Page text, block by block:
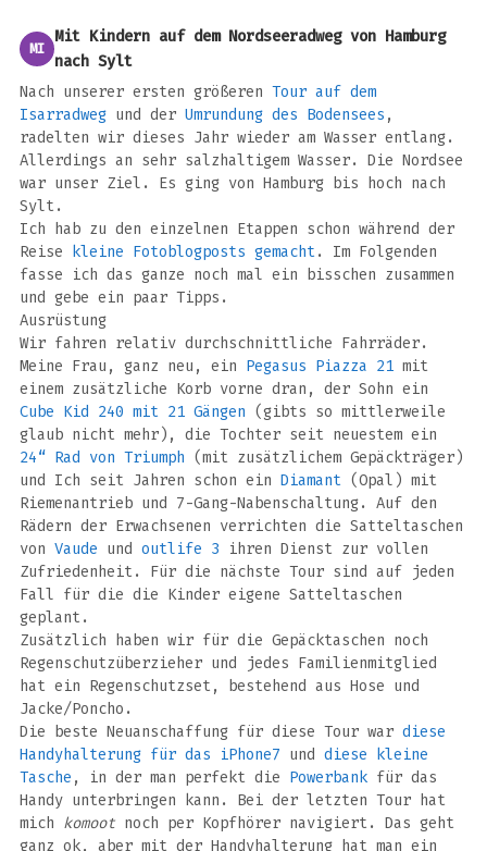
MI
Mit Kindern auf dem Nordseeradweg von Hamburg
nach Sylt
Nach unserer ersten größeren Tour auf dem
Isarradwegund der Umrundung des Bodensees ,
radelten wir dieses Jahr wieder am Wasser entlang.
Allerdings an sehr salzhaltigem Wasser. Die Nordsee
war unser Ziel. Es ging von Hamburg bis hoch nach
Sylt.
Ich hab zu den einzelnen Etappen schon während der
Reise
kleine Fotoblogposts gemacht. Im Folgenden
fasse ich das ganze noch mal ein bisschen zusammen
und gebe ein paar Tipps.
Ausrüstung
Wir fahren relativ durchschnittliche Fahrräder.
Meine Frau, ganz neu, ein Pegasus Piazza 21mit
einem zusätzliche Korb vorne dran, der Sohn ein
Cube Kid 240 mit 21 Gängen (gibts so mittlerweile
glaub nicht mehr), die Tochter seit neuestem ein
24“ Rad von Triumph (mit zusätzlichem Gepäckträger)
und Ich seit Jahren schon ein Diamant(Opal) mit
Riemenantrieb und 7-Gang-Nabenschaltung. Auf den
Rädern der Erwachsenen verrichten die Satteltaschen
von Vaude und outlife 3 ihren Dienst zur vollen
Zufriedenheit. Für die nächste Tour sind auf jeden
Fall für die die Kinder eigene Satteltaschen
geplant.
Zusätzlich haben wir für die Gepäcktaschen noch
Regenschutzüberzieher und jedes Familienmitglied
hat ein Regenschutzset, bestehend aus Hose und
Jacke/Poncho.
Die beste Neuanschaffung für diese Tour war diese
Handyhalterung für das iPhone7 und diese kleine
Tasche , in der man perfekt die Powerbankfür das
Handy unterbringen kann. Bei der letzten Tour hat
mich komootnoch per Kopfhörer navigiert. Das geht
ganz ok, aber mit der Handyhalterung hat man ein